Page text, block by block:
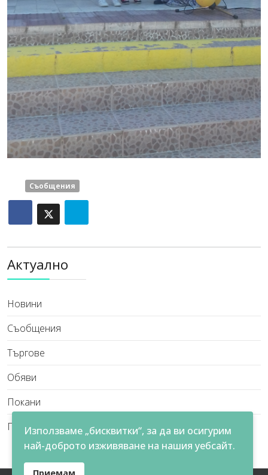
Съобщения
Актуално
Новини
Съобщения
Търгове
Обяви
Покани
Проекти
Използваме „бисквитки“, за да ви осигурим
най-доброто изживяване на нашия уебсайт.